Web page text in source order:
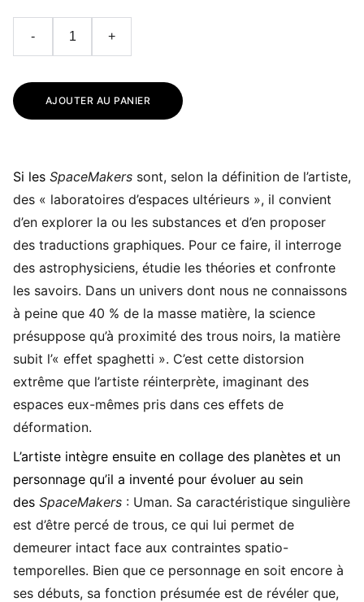
- +
AJOUTER AU PANIER
Si les SpaceMakers sont, selon la définition de l’artiste,
des « laboratoires d’espaces ultérieurs », il convient
d’en explorer la ou les substances et d’en proposer
des traductions graphiques. Pour ce faire, il interroge
des astrophysiciens, étudie les théories et confronte
les savoirs. Dans un univers dont nous ne connaissons
à peine que 40 % de la masse matière, la science
présuppose qu’à proximité des trous noirs, la matière
subit l’« effet spaghetti ». C’est cette distorsion
extrême que l’artiste réinterprète, imaginant des
espaces eux-mêmes pris dans ces effets de
déformation.
L’artiste intègre ensuite en collage des planètes et un
personnage qu’il a inventé pour évoluer au sein
des SpaceMakers : Uman. Sa caractéristique singulière
est d’être percé de trous, ce qui lui permet de
demeurer intact face aux contraintes spatio-
temporelles. Bien que ce personnage en soit encore à
ses débuts, sa fonction présumée est de révéler que,